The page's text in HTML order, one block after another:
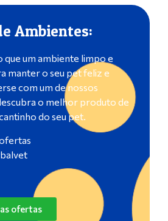
Ambientes:
que um ambiente limpo e
manter o seu pet feliz e
com um de nossos
o melhor produto de
do seu pet.
ofertas